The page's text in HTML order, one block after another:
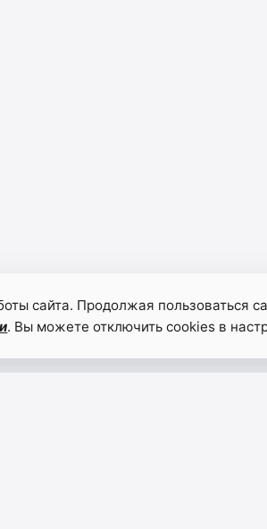
сайта. Продолжая пользоваться
. Вы можете отключить cookies в